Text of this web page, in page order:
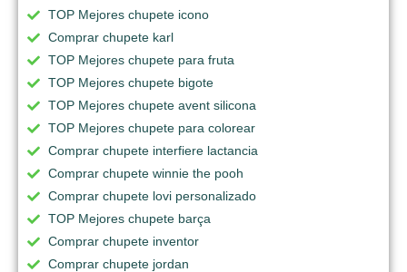
TOP Mejores chupete icono
Comprar chupete karl
TOP Mejores chupete para fruta
TOP Mejores chupete bigote
TOP Mejores chupete avent silicona
TOP Mejores chupete para colorear
Comprar chupete interfiere lactancia
Comprar chupete winnie the pooh
Comprar chupete lovi personalizado
TOP Mejores chupete barça
Comprar chupete inventor
Comprar chupete jordan